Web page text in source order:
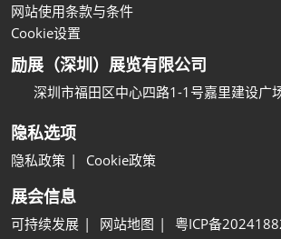
网站使用条款与条件
Cookie设置
励展（深圳）展览有限公司
深圳市福田区中心四路1-1号嘉里建设广
隐私选项
隐私政策 Cookie政策
展会信息
可持续发展 网站地图 粤ICP备